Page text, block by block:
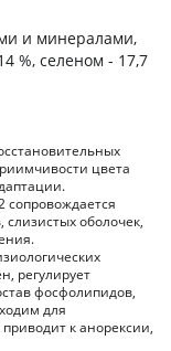
и минералами,
%, селеном - 17,7
цвета
сопровождается
оболочек,
регулирует
фосфолипидов,
для
к анорексии,